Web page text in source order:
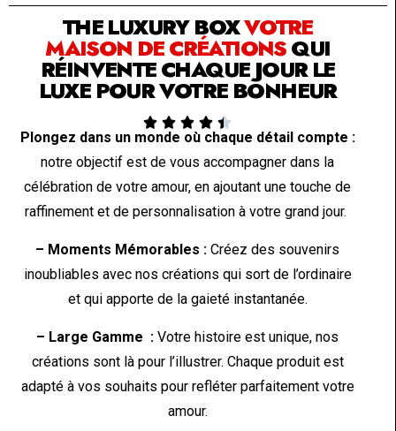
THE LUXURY BOXVOTRE
MAISON DE CRÉATIONSQUI
RÉINVENTE CHAQUE JOUR LE
LUXE POUR VOTRE BONHEUR
    
Plongez dans un monde où chaque détail compte :
notre objectif est de vous accompagner dans la
célébration de votre amour, en ajoutant une touche de
raffinement et de personnalisation à votre grand jour.
– Moments Mémorables : Créez des souvenirs
inoubliables avec nos créations qui sort de l’ordinaire
et qui apporte de la gaieté instantanée.
– Large Gamme : Votre histoire est unique, nos
créations sont là pour l’illustrer. Chaque produit est
adapté à vos souhaits pour refléter parfaitement votre
amour.